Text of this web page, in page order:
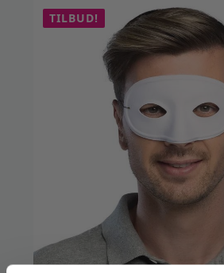
TILBUD!